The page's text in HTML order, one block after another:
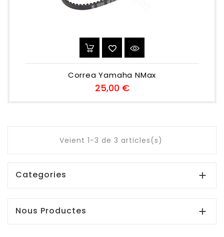
Correa Yamaha NMax
25,00 €Preu
Veient 1-3 de 3 articles(s)
Categories 
Nous Productes 